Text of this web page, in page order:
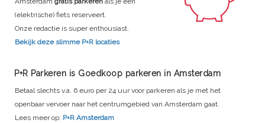
(elektrische) fiets reserveert.
Onze redactie is super enthousiast.
Bekijk deze slimme P+R locaties
P+R Parkeren is Goedkoop parkeren in Amsterdam
Betaal slechts v.a. 6 euro per 24 uur voor parkeren als je met het
openbaar vervoer naar het centrumgebied van Amsterdam gaat.
Lees meer op: P+R Amsterdam